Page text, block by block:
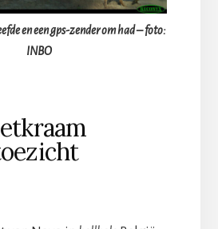
en een gps-zender om had – foto:
INBO